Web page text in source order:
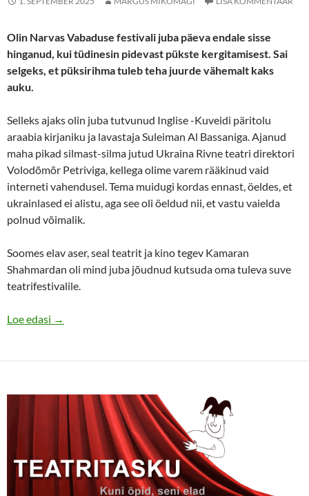
Olin Narvas Vabaduse festivali juba päeva endale sisse
hinganud, kui tüdinesin pidevast pükste kergitamisest. Sai
selgeks, et püksirihma tuleb teha juurde vähemalt kaks
auku.
Selleks ajaks olin juba tutvunud Inglise -Kuveidi päritolu
araabia kirjaniku ja lavastaja Suleiman Al Bassaniga. Ajanud
maha pikad silmast-silma jutud Ukraina Rivne teatri direktori
Volodõmõr Petriviga, kellega olime varem rääkinud vaid
interneti vahendusel. Tema muidugi kordas ennast, öeldes, et
ukrainlased ei alistu, aga see oli öeldud nii, et vastu vaielda
polnud võimalik.
Soomes elav aser, seal teatrit ja kino tegev Kamaran
Shahmardan oli mind juba jõudnud kutsuda oma tuleva suve
teatrifestivalile.
Loe edasi Kuidas ma Narva Vabaduse festivalil püksirihma
→